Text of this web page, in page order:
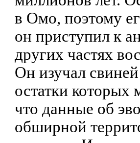
в Омо, поэтому
он приступил к
других частях
Он изучал
остатки которых
что данные об
обширной